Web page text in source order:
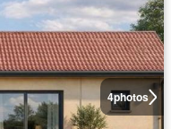
4photos